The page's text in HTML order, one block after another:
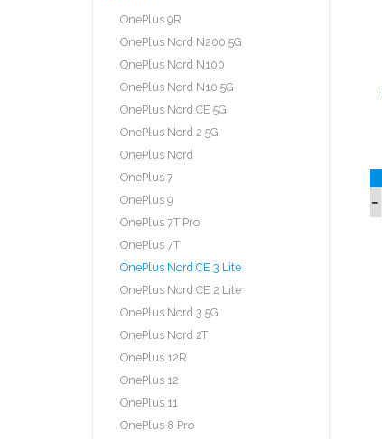
OnePlus 9R
OnePlus Nord N200 5G
OnePlus Nord N100
OnePlus Nord N10 5G
OnePlus Nord CE 5G
OnePlus Nord 2 5G
OnePlus Nord
OnePlus 7
OnePlus 9
OnePlus 7T Pro
OnePlus 7T
OnePlus Nord CE 3 Lite
OnePlus Nord CE 2 Lite
OnePlus Nord 3 5G
OnePlus Nord 2T
OnePlus 12R
OnePlus 12
OnePlus 11
OnePlus 8 Pro